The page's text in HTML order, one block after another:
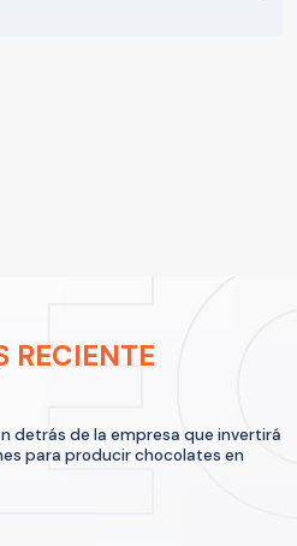
RECIENTE
detrás de la empresa que invertirá
para producir chocolates en